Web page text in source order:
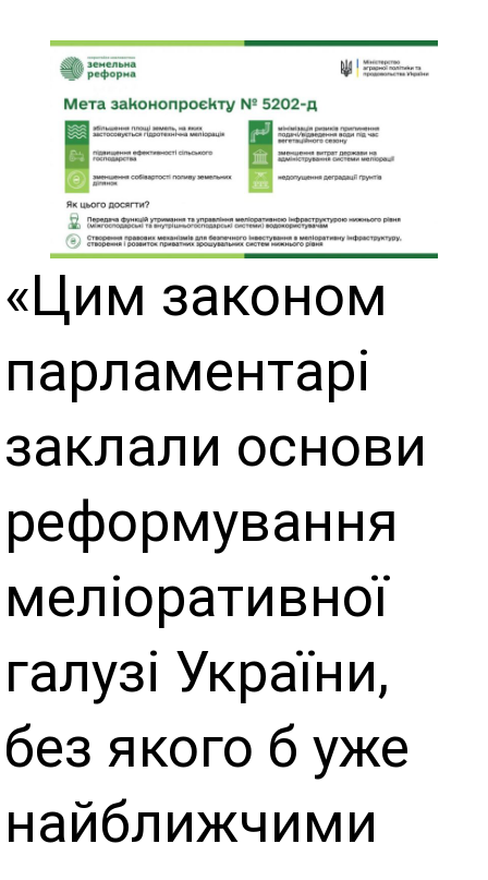
«Цим законом
парламентарі
заклали основи
реформування
меліоративної
галузі України,
без якого б уже
найближчими